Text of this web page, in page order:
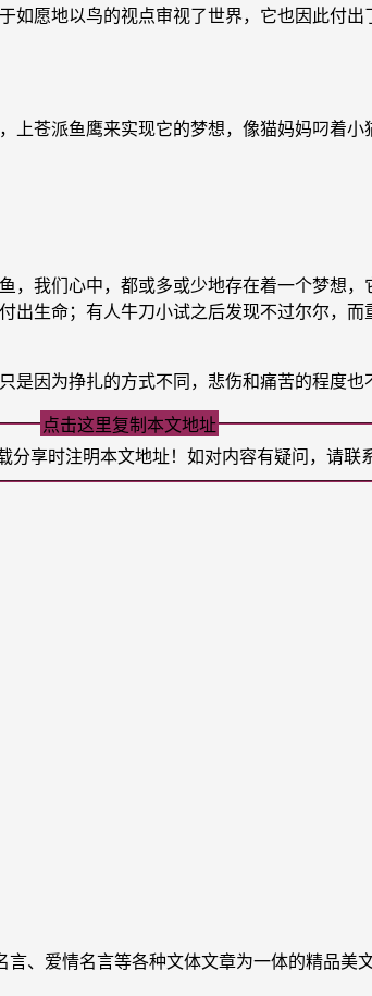
如愿地以鸟的视点审视了世界，它也因此付出
苍派鱼鹰来实现它的梦想，像猫妈妈叼着小
我们心中，都或多或少地存在着一个梦想，
生命；有人牛刀小试之后发现不过尔尔，
为挣扎的方式不同，悲伤和痛苦的程度也
点击这里复制本文地址
分享时注明本文地址！如对内容有疑问，请联
言、爱情名言等各种文体文章为一体的精品美